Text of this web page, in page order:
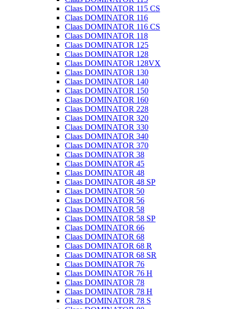
Claas DOMINATOR 115 CS
Claas DOMINATOR 116
Claas DOMINATOR 116 CS
Claas DOMINATOR 118
Claas DOMINATOR 125
Claas DOMINATOR 128
Claas DOMINATOR 128VX
Claas DOMINATOR 130
Claas DOMINATOR 140
Claas DOMINATOR 150
Claas DOMINATOR 160
Claas DOMINATOR 228
Claas DOMINATOR 320
Claas DOMINATOR 330
Claas DOMINATOR 340
Claas DOMINATOR 370
Claas DOMINATOR 38
Claas DOMINATOR 45
Claas DOMINATOR 48
Claas DOMINATOR 48 SP
Claas DOMINATOR 50
Claas DOMINATOR 56
Claas DOMINATOR 58
Claas DOMINATOR 58 SP
Claas DOMINATOR 66
Claas DOMINATOR 68
Claas DOMINATOR 68 R
Claas DOMINATOR 68 SR
Claas DOMINATOR 76
Claas DOMINATOR 76 H
Claas DOMINATOR 78
Claas DOMINATOR 78 H
Claas DOMINATOR 78 S